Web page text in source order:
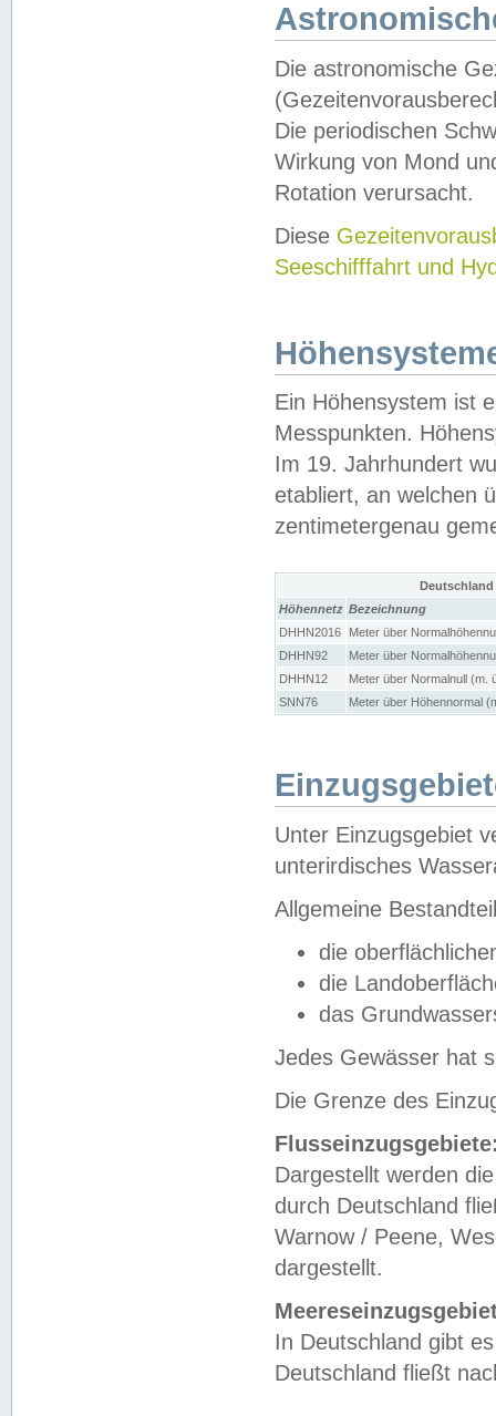
Die astronomische
Die periodischen
Wirkung von Mond
Rotation verursacht.
Diese
Seeschifffahrt und
Ein Höhensystem ist
Messpunkten.
Im 19. Jahrhundert
etabliert, an welchen
zentimetergenau
Höhennetz Bezeichnung
DHHN2016
Meter über
DHHN92
Meter über
DHHN12
Meter über Normalnull (m.
SNN76
Meter über Höhennormal
Unter Einzugsgebiet
unterirdisches
Allgemeine
die
die
das
Jedes Gewässer hat
Die Grenze des
Dargestellt werden
durch Deutschland
Warnow / Peene,
dargestellt.
In Deutschland gibt
Deutschland fließt